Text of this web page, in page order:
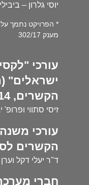
יוסי גלרון –
* הפרויקט נתמך
מענק 302/17
עורכי
ישראלים"
הקשרים, 2014):
זיסי סתווי ופרופ'
עורכי
הקשרים
ד"ר יעלי דקל
חברי